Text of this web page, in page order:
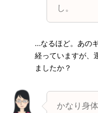
し。
…なるほど。あの
経っていますが、
ましたか？
かなり身